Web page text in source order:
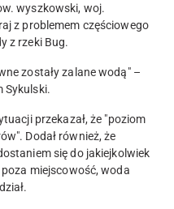
wyszkowski, woj.
z problemem częściowego
z rzeki Bug.
zostały zalane wodą" –
Sykulski.
przekazał, że "poziom
Dodał również, że
się do jakiejkolwiek
miejscowość, woda